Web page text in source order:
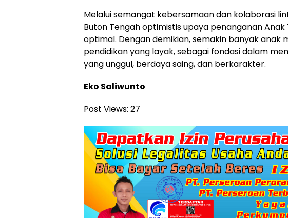
Melalui semangat kebersamaan dan kolaborasi
Buton Tengah optimistis upaya penanganan
optimal. Dengan demikian, semakin banyak
pendidikan yang layak, sebagai fondasi dalam
yang unggul, berdaya saing, dan berkarakter.
Eko Saliwunto
Post Views: 27